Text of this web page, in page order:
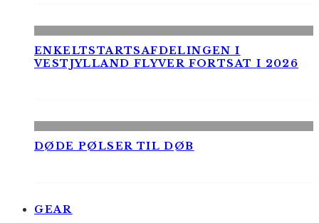
ENKELTSTARTSAFDELINGEN I
VESTJYLLAND FLYVER FORTSAT I 2026
DØDE PØLSER TIL DØB
GEAR